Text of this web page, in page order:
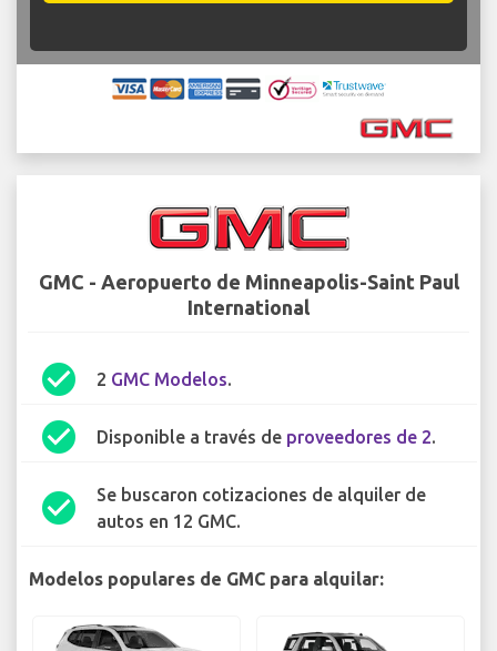
GMC - Aeropuerto de Minneapolis-Saint Paul
International
check_circle 2 GMC Modelos.
check_circle Disponible a través de proveedores de 2.
check_circle
Se buscaron cotizaciones de alquiler de
autos en 12 GMC.
Modelos populares de GMC para alquilar: